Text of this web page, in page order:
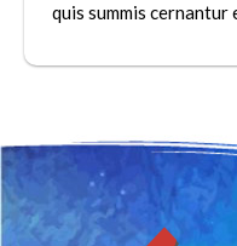
quis summis